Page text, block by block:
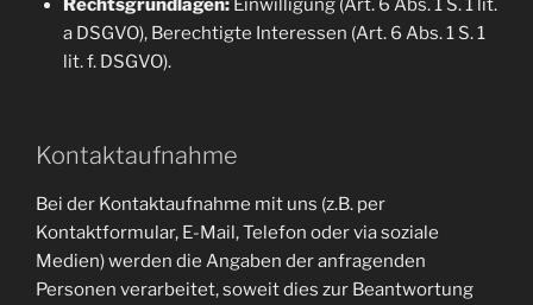
Rechtsgrundlagen:Einwilligung (Art. 6 Abs. 1 S. 1 lit.
a DSGVO), Berechtigte Interessen (Art. 6 Abs. 1 S. 1
lit. f. DSGVO).
Kontaktaufnahme
Bei der Kontaktaufnahme mit uns (z.B. per
Kontaktformular, E-Mail, Telefon oder via soziale
Medien) werden die Angaben der anfragenden
Personen verarbeitet, soweit dies zur Beantwortung